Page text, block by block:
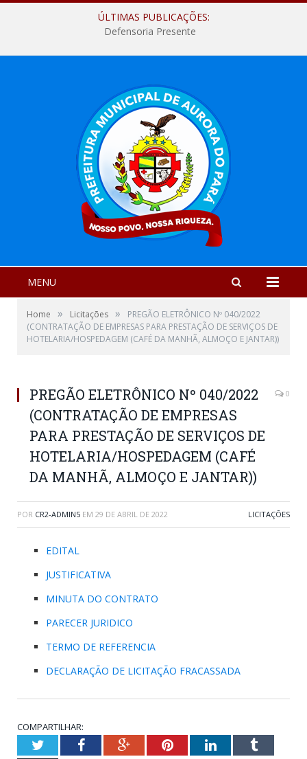
ÚLTIMAS PUBLICAÇÕES:
Defensoria Presente
MENU
Home » Licitações »
PREGÃO ELETRÔNICO Nº 040/2022
(CONTRATAÇÃO DE EMPRESAS PARA PRESTAÇÃO DE SERVIÇOS DE
HOTELARIA/HOSPEDAGEM (CAFÉ DA MANHÃ, ALMOÇO E JANTAR))
PREGÃO ELETRÔNICO Nº 040/2022
(CONTRATAÇÃO DE EMPRESAS
PARA PRESTAÇÃO DE SERVIÇOS DE
HOTELARIA/HOSPEDAGEM (CAFÉ
DA MANHÃ, ALMOÇO E JANTAR))
0
POR CR2-ADMIN5 EM 29 DE ABRIL DE 2022 LICITAÇÕES
EDITAL
JUSTIFICATIVA
MINUTA DO CONTRATO
PARECER JURIDICO
TERMO DE REFERENCIA
DECLARAÇÃO DE LICITAÇÃO FRACASSADA
COMPARTILHAR:
TwitterFacebookGoogle+PinterestLinkedInTumblr